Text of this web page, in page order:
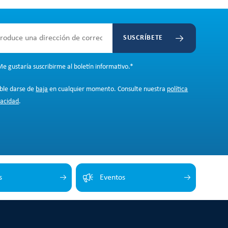
SUSCRÍBETE
gustaría suscribirme al boletín informativo.*
darse de baja en cualquier momento. Consulte nuestra política
.
Eventos